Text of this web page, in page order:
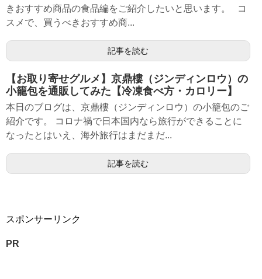
きおすすめ商品の食品編をご紹介したいと思います。 コ
スメで、買うべきおすすめ商...
記事を読む
【お取り寄せグルメ】京鼎樓（ジンディンロウ）の
小籠包を通販してみた【冷凍食べ方・カロリー】
本日のブログは、京鼎樓（ジンディンロウ）の小籠包のご
紹介です。 コロナ禍で日本国内なら旅行ができることに
なったとはいえ、海外旅行はまだまだ...
記事を読む
スポンサーリンク
PR